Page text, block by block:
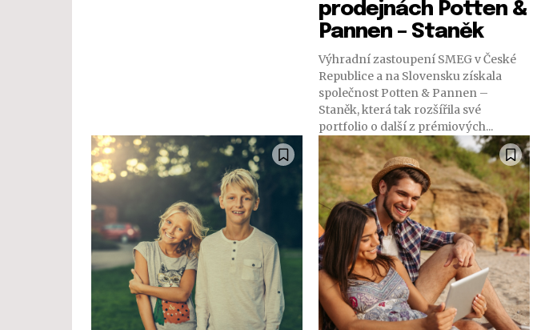
prodejnách Potten &
Pannen – Staněk
Výhradní zastoupení SMEG v České
Republice a na Slovensku získala
společnost Potten & Pannen –
Staněk, která tak rozšířila své
portfolio o další z prémiových...